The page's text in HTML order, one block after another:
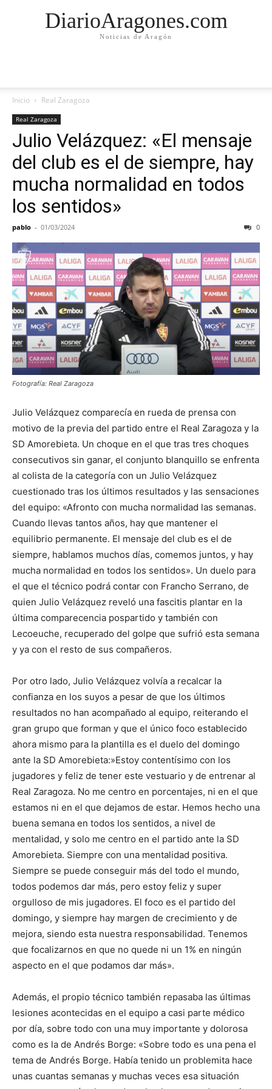
DiarioAragones.com
Noticias de Aragón
Inicio Real Zaragoza
Real Zaragoza
Julio Velázquez: «El mensaje
del club es el de siempre, hay
mucha normalidad en todos
los sentidos»
pablo - 01/03/2024 0
Fotografía: Real Zaragoza
Julio Velázquez comparecía en rueda de prensa con
motivo de la previa del partido entre el Real Zaragoza y la
SD Amorebieta. Un choque en el que tras tres choques
consecutivos sin ganar, el conjunto blanquillo se enfrenta
al colista de la categoría con un Julio Velázquez
cuestionado tras los últimos resultados y las sensaciones
del equipo: «Afronto con mucha normalidad las semanas.
Cuando llevas tantos años, hay que mantener el
equilibrio permanente. El mensaje del club es el de
siempre, hablamos muchos días, comemos juntos, y hay
mucha normalidad en todos los sentidos». Un duelo para
el que el técnico podrá contar con Francho Serrano, de
quien Julio Velázquez reveló una fascitis plantar en la
última comparecencia pospartido y también con
Lecoeuche, recuperado del golpe que sufrió esta semana
y ya con el resto de sus compañeros.
Por otro lado, Julio Velázquez volvía a recalcar la
confianza en los suyos a pesar de que los últimos
resultados no han acompañado al equipo, reiterando el
gran grupo que forman y que el único foco establecido
ahora mismo para la plantilla es el duelo del domingo
ante la SD Amorebieta:»Estoy contentísimo con los
jugadores y feliz de tener este vestuario y de entrenar al
Real Zaragoza. No me centro en porcentajes, ni en el que
estamos ni en el que dejamos de estar. Hemos hecho una
buena semana en todos los sentidos, a nivel de
mentalidad, y solo me centro en el partido ante la SD
Amorebieta. Siempre con una mentalidad positiva.
Siempre se puede conseguir más del todo el mundo,
todos podemos dar más, pero estoy feliz y super
orgulloso de mis jugadores. El foco es el partido del
domingo, y siempre hay margen de crecimiento y de
mejora, siendo esta nuestra responsabilidad. Tenemos
que focalizarnos en que no quede ni un 1% en ningún
aspecto en el que podamos dar más».
Además, el propio técnico también repasaba las últimas
lesiones acontecidas en el equipo a casi parte médico
por día, sobre todo con una muy importante y dolorosa
como es la de Andrés Borge: «Sobre todo es una pena el
tema de Andrés Borge. Había tenido un problemita hace
unas cuantas semanas y muchas veces esa situación